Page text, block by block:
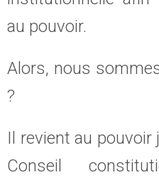
au pouvoir.
Alors, nous
?
Il revient au pouvoir
Conseil